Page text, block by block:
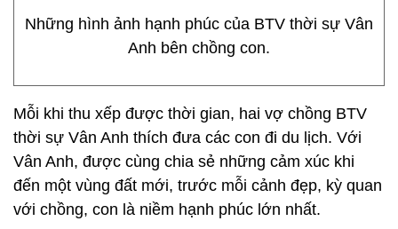
Những hình ảnh hạnh phúc của BTV thời sự Vân
Anh bên chồng con.
Mỗi khi thu xếp được thời gian, hai vợ chồng BTV
thời sự Vân Anh thích đưa các con đi du lịch. Với
Vân Anh, được cùng chia sẻ những cảm xúc khi
đến một vùng đất mới, trước mỗi cảnh đẹp, kỳ quan
với chồng, con là niềm hạnh phúc lớn nhất.